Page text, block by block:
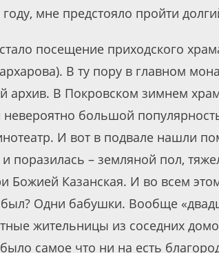
мне предстояло пройти
посещение приходского
В ту пору в главном
архив. В Покровском зимнем
невероятно большой
И вот в подвале нашли
поразилась – земляной пол,
Божией Казанская. И во всем
Одни бабушки. Вообще
жительницы из соседних
самое что ни на есть